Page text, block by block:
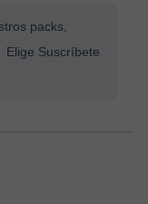
packs,
Suscríbete